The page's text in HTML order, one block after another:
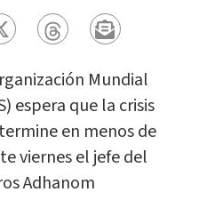
Mundial
espera que la crisis
en menos de
viernes el jefe del
Adhanom